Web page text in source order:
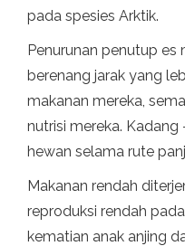
pada spesies Arktik.
Penurunan penutup es
berenang jarak yang
makanan mereka,
nutrisi mereka.
hewan selama rute
Makanan rendah
reproduksi rendah
kematian anak anjing